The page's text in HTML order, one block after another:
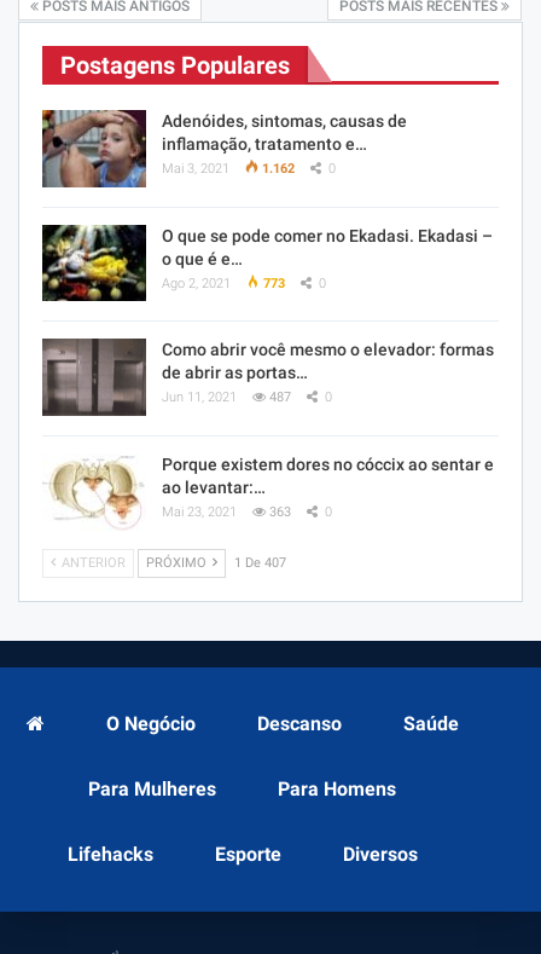
POSTS MAIS ANTIGOS POSTS MAIS RECENTES
Postagens Populares
Adenóides, sintomas, causas de
inflamação, tratamento e…
Mai 3, 2021 1.162 0
O que se pode comer no Ekadasi. Ekadasi –
o que é e…
Ago 2, 2021 773 0
Como abrir você mesmo o elevador: formas
de abrir as portas…
Jun 11, 2021 487 0
Porque existem dores no cóccix ao sentar e
ao levantar:…
Mai 23, 2021 363 0
ANTERIOR PRÓXIMO 1 De 407
O Negócio Descanso Saúde
Para Mulheres Para Homens
Lifehacks Esporte Diversos